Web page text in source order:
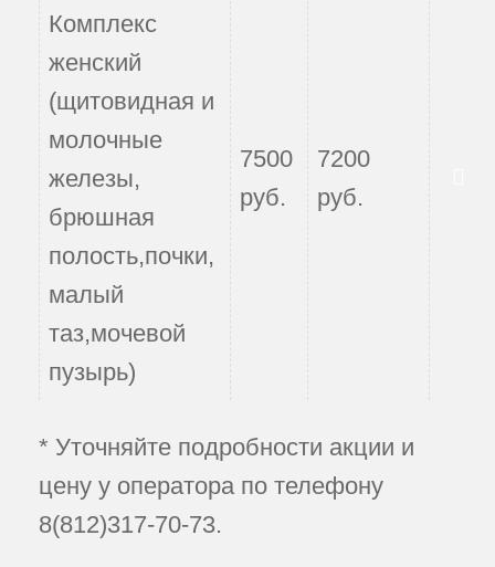
Комплекс
женский
(щитовидная и
молочные
железы,
брюшная
полость,почки,
малый
таз,мочевой
пузырь)
7500
руб.
7200
руб.
* Уточняйте подробности акции и
цену у оператора по телефону
8(812)317-70-73.